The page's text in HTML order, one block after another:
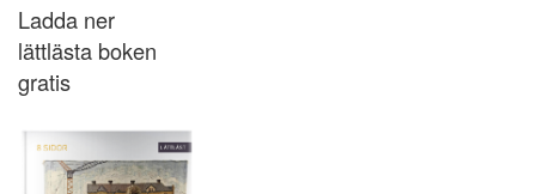
Ladda ner
lättlästa boken
gratis